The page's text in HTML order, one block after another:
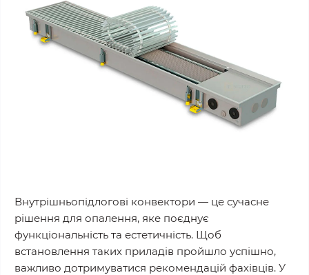
Внутрішньопідлогові конвектори — це сучасне
рішення для опалення, яке поєднує
функціональність та естетичність. Щоб
встановлення таких приладів пройшло успішно,
важливо дотримуватися рекомендацій фахівців. У